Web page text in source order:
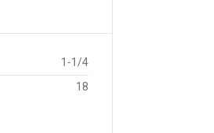
1-1/4
18